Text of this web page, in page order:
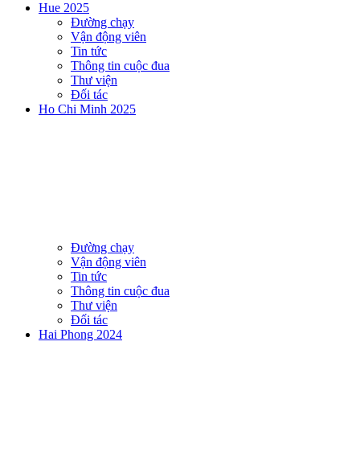
Hue 2025
Đường chạy
Vận động viên
Tin tức
Thông tin cuộc đua
Thư viện
Đối tác
Ho Chi Minh 2025
Đường chạy
Vận động viên
Tin tức
Thông tin cuộc đua
Thư viện
Đối tác
Hai Phong 2024